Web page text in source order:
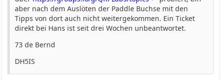
aber nach dem Auslöten der Paddle Buchse mit den
Tipps von dort auch nicht weitergekommen. Ein Ticket
direkt bei Hans ist seit drei Wochen unbeantwortet.
73 de Bernd
DH5IS